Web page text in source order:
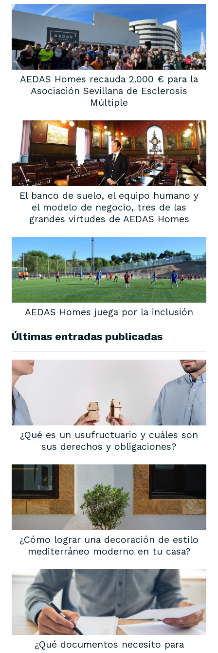
AEDAS Homes recauda 2.000 € para la
Asociación Sevillana de Esclerosis
Múltiple
El banco de suelo, el equipo humano y
el modelo de negocio, tres de las
grandes virtudes de AEDAS Homes
AEDAS Homes juega por la inclusión
Últimas entradas publicadas
¿Qué es un usufructuario y cuáles son
sus derechos y obligaciones?
¿Cómo lograr una decoración de estilo
mediterráneo moderno en tu casa?
¿Qué documentos necesito para